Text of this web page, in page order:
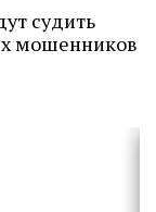
судить
мошенников